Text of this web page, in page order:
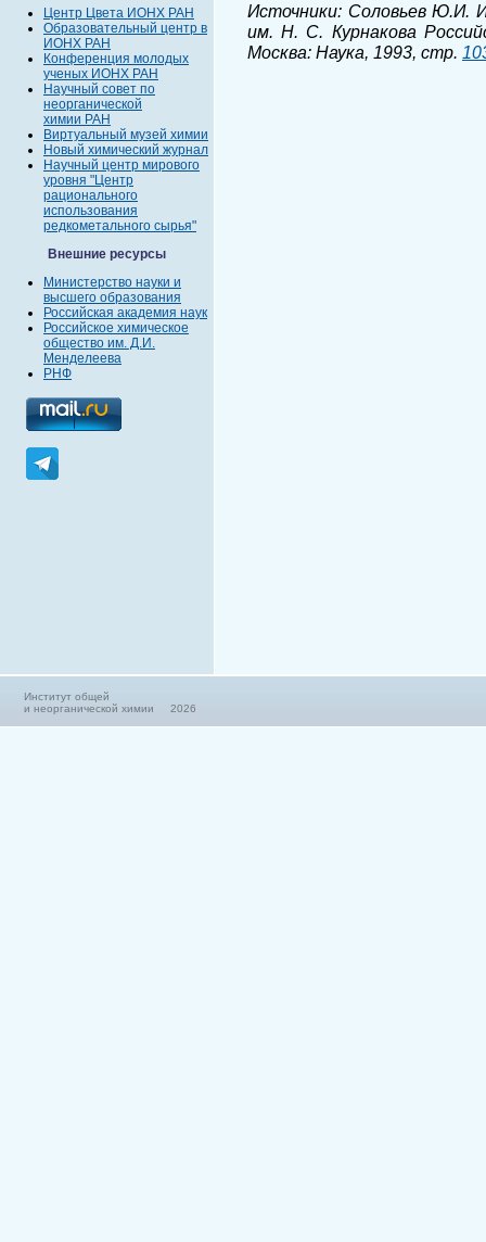
Центр Цвета ИОНХ РАН
Образовательный центр в
ИОНХ РАН
Конференция молодых
ученых ИОНХ РАН
Научный совет по
неорганической
химии РАН
Виртуальный музей химии
Новый химический журнал
Научный центр мирового
уровня "Центр
рационального
использования
редкометального сырья"
Внешние ресурсы
Министерство науки и
высшего образования
Российская академия наук
Российское химическое
общество им. Д.И.
Менделеева
РНФ
Источники: Соловьев Ю.И.
им. Н. С. Курнакова
Москва: Наука, 1993, стр.
Институт общей
и неорганической химии 2026